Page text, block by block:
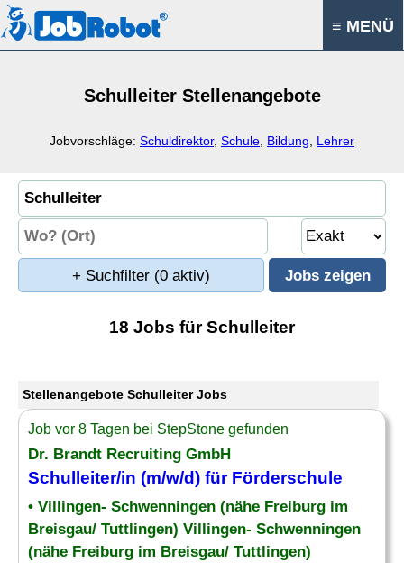
≡ MENÜ
Schulleiter Stellenangebote
Jobvorschläge: Schuldirektor, Schule Bildung Lehrer
+ Suchfilter (0 aktiv)
18 Jobs für Schulleiter
Stellenangebote Schulleiter Jobs
Job vor 8 Tagen bei StepStone gefunden
Dr. Brandt Recruiting GmbH
Schulleiter/in (m/w/d) für Förderschule
• Villingen- Schwenningen (nähe Freiburg im
Breisgau/ Tuttlingen) Villingen- Schwenningen
(nähe Freiburg im Breisgau/ Tuttlingen)